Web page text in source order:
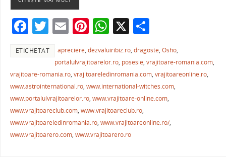
b
o
o
k
st A
p
p
a
ză
F
c
e
b
o
o
k
T
itt
er
E
m
ai
l
Pi
nt
er
e
st
W
h
at
s
A
p
p
X P
ar
ta
je
a
ză
ETICHETAT apreciere,dezvaluiribiz.ro,dragoste,Osho,
portalulvrajitoarelor.ro, posesie,vrajitoare-romania.com,
vrajitoare-romania.ro, vrajitoareledinromania.com, vrajitoareonline.ro,
www.astrointernational.ro, www.international-witches.com,
www.portalulvrajitoarelor.ro, www.vrajitoare-online.com,
www.vrajitoareclub.com, www.vrajitoareclub.ro,
www.vrajitoareledinromania.ro, www.vrajitoareonline.ro/,
www.vrajitoarero.com, www.vrajitoarero.ro